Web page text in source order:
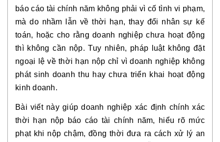
báo cáo tài chính năm không phải vì cố tình vi phạm,
mà do nhầm lẫn về thời hạn, thay đổi nhân sự kế
toán, hoặc cho rằng doanh nghiệp chưa hoạt động
thì không cần nộp. Tuy nhiên, pháp luật không đặt
ngoại lệ về thời hạn nộp chỉ vì doanh nghiệp không
phát sinh doanh thu hay chưa triển khai hoạt động
kinh doanh.
Bài viết này giúp doanh nghiệp xác định chính xác
thời hạn nộp báo cáo tài chính năm, hiểu rõ mức
phạt khi nộp chậm, đồng thời đưa ra cách xử lý an